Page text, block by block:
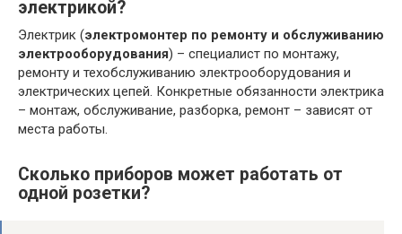
электрикой?
Электрик (электромонтер по ремонту и обслуживанию
электрооборудования) – специалист по монтажу,
ремонту и техобслуживанию электрооборудования и
электрических цепей. Конкретные обязанности электрика
– монтаж, обслуживание, разборка, ремонт – зависят от
места работы.
Сколько приборов может работать от
одной розетки?